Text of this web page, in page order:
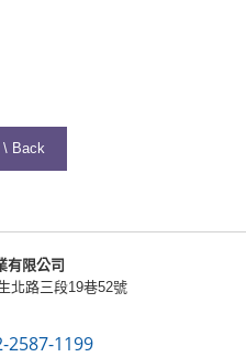
\ Back
有限公司
北路三段19巷52號
2587-1199